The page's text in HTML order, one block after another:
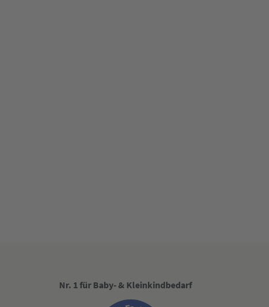
Nr. 1 für Baby- & Kleinkindbedarf